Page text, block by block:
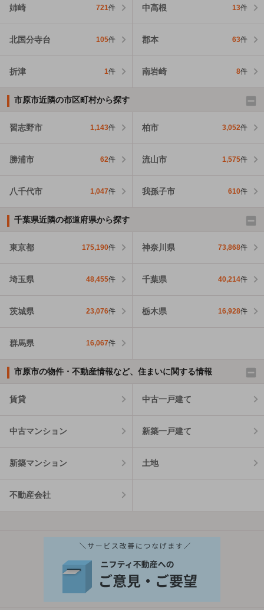
姉崎 721件 中高根 13件
北国分寺台 105件 郡本 63件
折津 1件 南岩崎 8件
市原市近隣の市区町村から探す
習志野市 1,143件 柏市 3,052件
勝浦市 62件 流山市 1,575件
八千代市 1,047件 我孫子市 610件
千葉県近隣の都道府県から探す
東京都 175,190件 神奈川県 73,868件
埼玉県 48,455件 千葉県 40,214件
茨城県 23,076件 栃木県 16,928件
群馬県 16,067件
市原市の物件・不動産情報など、住まいに関する情報
賃貸 中古一戸建て
中古マンション 新築一戸建て
新築マンション 土地
不動産会社